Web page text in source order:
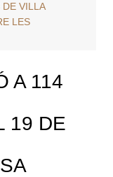
VILLA
LES
A 114
19 DE